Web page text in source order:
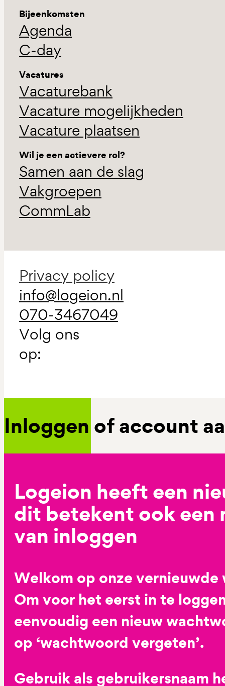
Bijeenkomsten
Agenda
C-day
Vacatures
Vacaturebank
Vacature mogelijkheden
Vacature plaatsen
Wil je een actievere rol?
Samen aan de slag
Vakgroepen
CommLab
Privacy policy
info@logeion.nl
070-3467049
Volg ons
op:
Inloggen of account
Logeion heeft een
dit betekent ook een
van inloggen
Welkom op onze vernieuwde
Om voor het eerst in te
eenvoudig een nieuw
op ‘wachtwoord vergeten’.
Gebruik als gebruikersnaam